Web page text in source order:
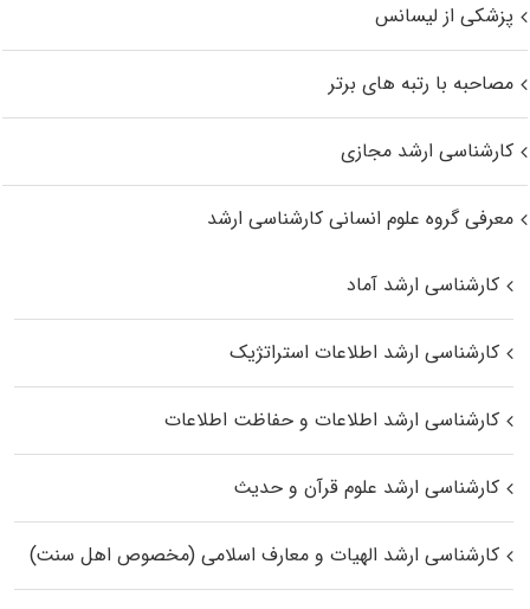
پزشکی از لیسانس
مصاحبه با رتبه های برتر
کارشناسی ارشد مجازی
معرفی گروه علوم انسانی کارشناسی ارشد
کارشناسی ارشد آماد
کارشناسی ارشد اطلاعات استراتژیک
کارشناسی ارشد اطلاعات و حفاظت اطلاعات
کارشناسی ارشد علوم قرآن و حدیث
کارشناسی ارشد الهیات و معارف اسلامی (مخصوص اهل سنت)